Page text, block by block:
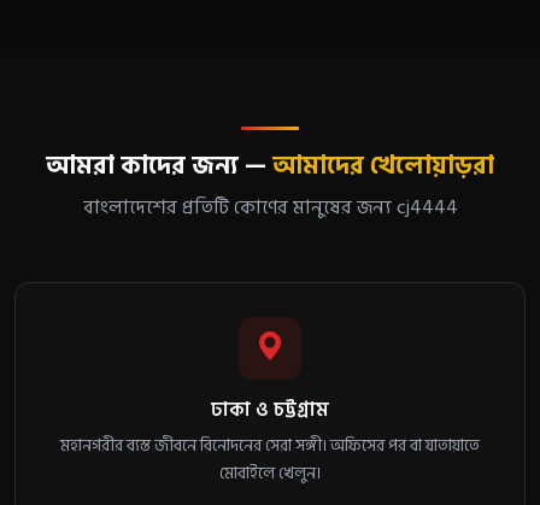
আমরা কাদের জন্য —আমাদের খেলোয়াড়রা
বাংলাদেশের প্রতিটি কোণের মানুষের জন্য cj4444
ঢাকা ও চট্টগ্রাম
মহানগরীর ব্যস্ত জীবনে বিনোদনের সেরা সঙ্গী। অফিসের পর বা যাতায়াতে
মোবাইলে খেলুন।